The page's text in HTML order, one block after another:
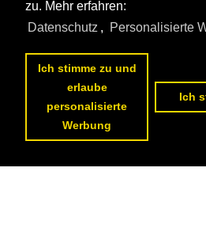
zu. Mehr erfahren:
Datenschutz , Personalisierte
Ich stimme zu und
erlaube
personalisierte
Werbung
Ich